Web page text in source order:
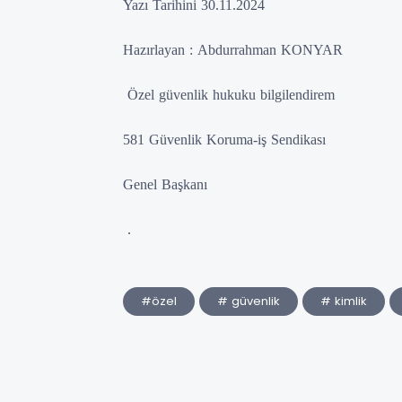
Yazı Tarihini 30.11.2024
Hazırlayan : Abdurrahman KONYAR
Özel güvenlik hukuku bilgilendirem
581 Güvenlik Koruma-iş Sendikası
Genel Başkanı
.
#özel # güvenlik # kimlik